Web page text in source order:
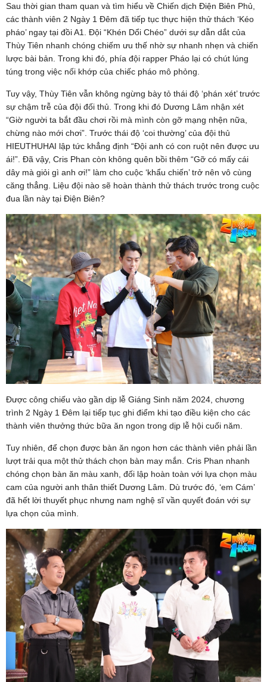
Sau thời gian tham quan và tìm hiểu về Chiến dịch Điện Biên Phủ,
các thành viên 2 Ngày 1 Đêm đã tiếp tục thực hiện thử thách ‘Kéo
pháo’ ngay tại đồi A1. Đội “Khén Dổi Chéo” dưới sự dẫn dắt của
Thùy Tiên nhanh chóng chiếm ưu thế nhờ sự nhanh nhẹn và chiến
lược bài bản. Trong khi đó, phía đội rapper Pháo lại có chút lúng
túng trong việc nối khớp của chiếc pháo mô phỏng.
Tuy vậy, Thùy Tiên vẫn không ngừng bày tỏ thái độ ‘phán xét’ trước
sự chậm trễ của đội đối thủ. Trong khi đó Dương Lâm nhận xét
“Giờ người ta bắt đầu chơi rồi mà mình còn gỡ mạng nhện nữa,
chừng nào mới chơi”. Trước thái độ ‘coi thường’ của đội thủ
HIEUTHUHAI lập tức khẳng định “Đội anh có con ruột nên được ưu
ái!”. Đã vậy, Cris Phan còn không quên bồi thêm “Gỡ có mấy cái
dây mà giỏi gì anh ơi!” làm cho cuộc ‘khẩu chiến’ trở nên vô cùng
căng thẳng. Liệu đội nào sẽ hoàn thành thử thách trước trong cuộc
đua lần này tại Điện Biên?
Được công chiếu vào gần dịp lễ Giáng Sinh năm 2024, chương
trình 2 Ngày 1 Đêm lại tiếp tục ghi điểm khi tạo điều kiện cho các
thành viên thưởng thức bữa ăn ngon trong dịp lễ hội cuối năm.
Tuy nhiên, để chọn được bàn ăn ngon hơn các thành viên phải lần
lượt trải qua một thử thách chọn bàn may mắn. Cris Phan nhanh
chóng chọn bàn ăn màu xanh, đối lập hoàn toàn với lựa chọn màu
cam của người anh thân thiết Dương Lâm. Dù trước đó, ‘em Cám’
đã hết lời thuyết phục nhưng nam nghệ sĩ vần quyết đoán với sự
lựa chọn của mình.